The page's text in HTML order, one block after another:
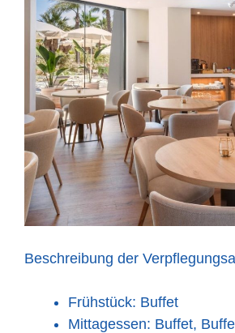
Beschreibung der
Frühstück: Buffet
Mittagessen: Buffet,